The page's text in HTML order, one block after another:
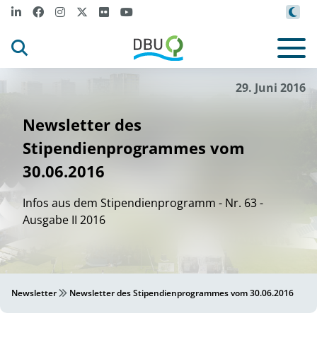
29. Juni 2016
Newsletter des
Stipendienprogrammes vom
30.06.2016
Infos aus dem Stipendienprogramm - Nr. 63 -
Ausgabe II 2016
Newsletter Newsletter des Stipendienprogrammes vom 30.06.2016